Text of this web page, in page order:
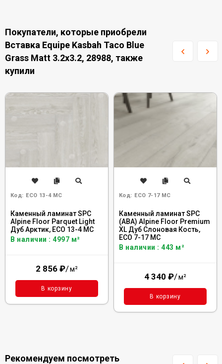
Покупатели, которые приобрели
Вставка Equipe Kasbah Taco Blue
Grass Matt 3.2x3.2, 28988, также
купили
Код: ECO 13-4 MC
Каменный ламинат SPC
Alpine Floor Parquet Light
Дуб Арктик, ЕСО 13-4 MC
В наличии : 4997 м²
2 856 ₽/м²
В корзину
Код: ECO 7-17 MC
Каменный ламинат SPC
(ABA) Alpine Floor Premium
XL Дуб Слоновая Кость,
ECO 7-17 MC
В наличии : 443 м²
4 340 ₽/м²
В корзину
Рекомендуем посмотреть